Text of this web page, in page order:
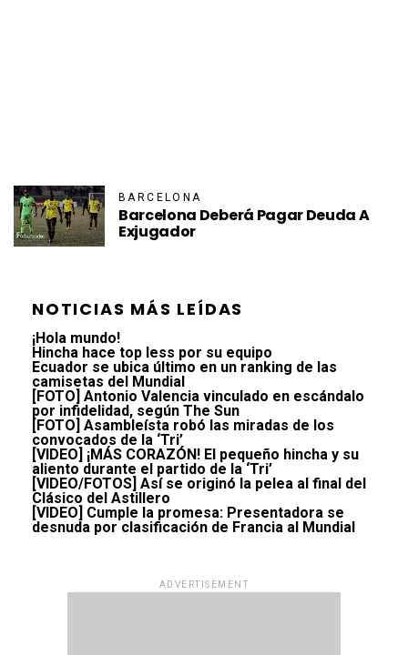
BARCELONA
Barcelona Deberá Pagar Deuda A
Exjugador
NOTICIAS MÁS LEÍDAS
¡Hola mundo!
Hincha hace top less por su equipo
Ecuador se ubica último en un ranking de las
camisetas del Mundial
[FOTO] Antonio Valencia vinculado en escándalo
por infidelidad, según The Sun
[FOTO] Asambleísta robó las miradas de los
convocados de la ‘Tri’
[VIDEO] ¡MÁS CORAZÓN! El pequeño hincha y su
aliento durante el partido de la ‘Tri’
[VIDEO/FOTOS] Así se originó la pelea al final del
Clásico del Astillero
[VIDEO] Cumple la promesa: Presentadora se
desnuda por clasificación de Francia al Mundial
ADVERTISEMENT